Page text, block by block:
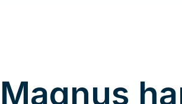
Magnus